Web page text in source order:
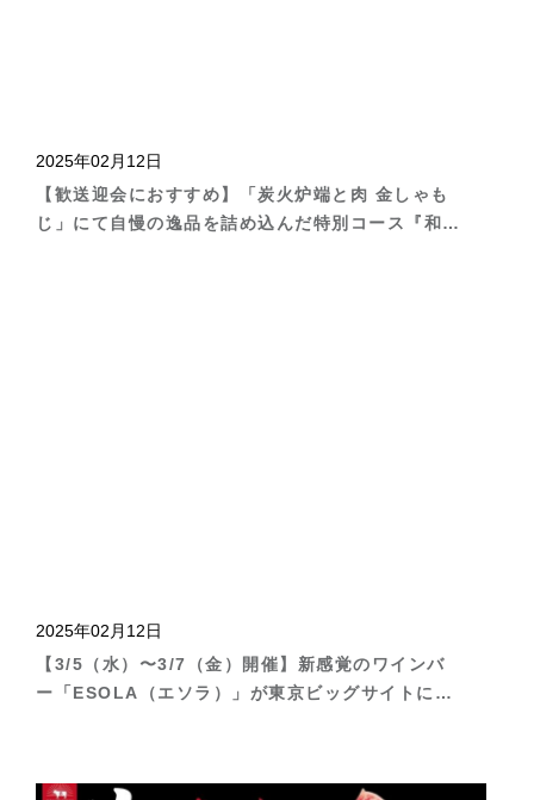
2025年02月12日
【歓送迎会におすすめ】「炭火炉端と肉 金しゃも
じ」にて自慢の逸品を詰め込んだ特別コース『和み
2025年02月12日
【3/5（水）〜3/7（金）開催】新感覚のワインバ
ー「ESOLA（エソラ）」が東京ビッグサイトにて